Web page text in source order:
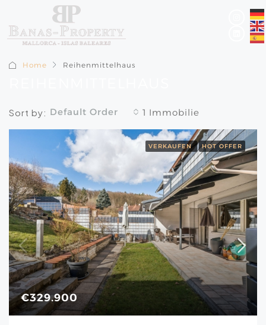
Home Reihenmittelhaus
1 Immobilie
Sort by: Default Order
VERKAUFEN HOT OFFER
€329.900